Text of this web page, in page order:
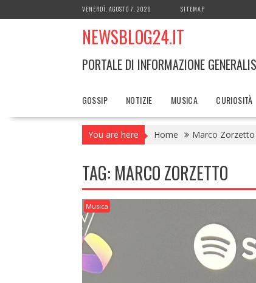
to
VENERDÌ, AGOSTO 7, 2026 SITEMAP
NEWSBLOG24.IT
PORTALE DI INFORMAZIONE
GOSSIP NOTIZIE MUSICA CURIOSITÀ
You are here Home Marco Zorzetto
TAG: MARCO ZORZETTO
Musica